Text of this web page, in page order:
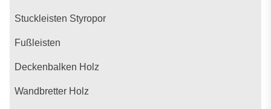
Stuckleisten Styropor
Fußleisten
Deckenbalken Holz
Wandbretter Holz